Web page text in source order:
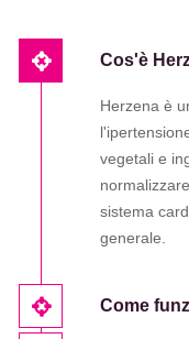
Cos'è
Herzena è
vegetali e
sistema
generale.
Come